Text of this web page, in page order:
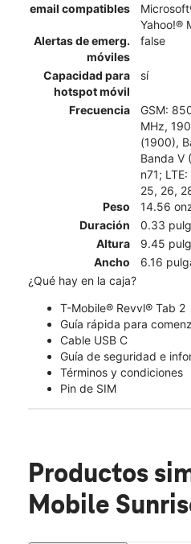
email compatibles
Yahoo!®
Alertas de emerg.
móviles
false
Capacidad para
hotspot móvil
sí
Frecuencia
GSM:
MHz,
(1900),
Banda V
n71;
25, 26,
Peso
14.56
Duración
0.33
Altura
9.45
Ancho
6.16
¿Qué hay en la caja?
T-Mobile® Revvl® Tab 2
Guía rápida para
Cable USB C
Guía de seguridad e
Términos y condiciones
Pin de SIM
Productos
Mobile